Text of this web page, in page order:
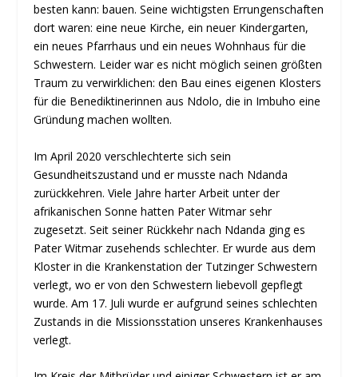
besten kann: bauen. Seine wichtigsten Errungenschaften
dort waren: eine neue Kirche, ein neuer Kindergarten,
ein neues Pfarrhaus und ein neues Wohnhaus für die
Schwestern. Leider war es nicht möglich seinen größten
Traum zu verwirklichen: den Bau eines eigenen Klosters
für die Benediktinerinnen aus Ndolo, die in Imbuho eine
Gründung machen wollten.
Im April 2020 verschlechterte sich sein
Gesundheitszustand und er musste nach Ndanda
zurückkehren. Viele Jahre harter Arbeit unter der
afrikanischen Sonne hatten Pater Witmar sehr
zugesetzt. Seit seiner Rückkehr nach Ndanda ging es
Pater Witmar zusehends schlechter. Er wurde aus dem
Kloster in die Krankenstation der Tutzinger Schwestern
verlegt, wo er von den Schwestern liebevoll gepflegt
wurde. Am 17. Juli wurde er aufgrund seines schlechten
Zustands in die Missionsstation unseres Krankenhauses
verlegt.